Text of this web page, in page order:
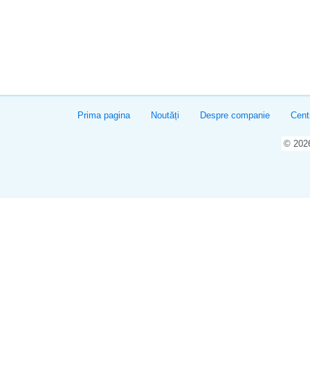
Prima pagina Noutăți Despre companie
©